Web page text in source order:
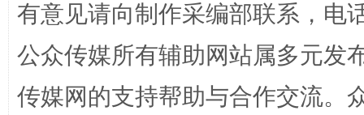
有意见请向制作采编部联系，电
公众传媒所有辅助网站属多元发
传媒网的支持帮助与合作交流。